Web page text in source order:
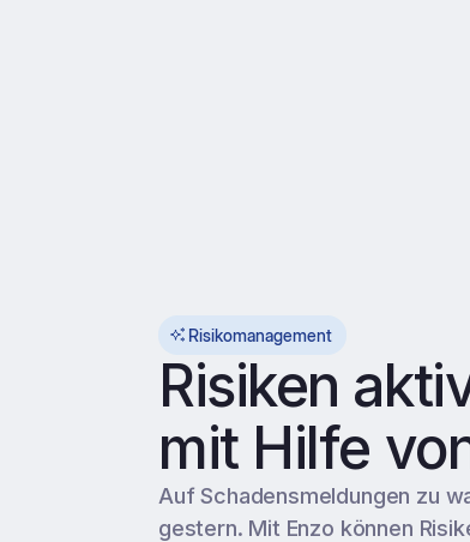
Risikomanagement
Risiken
mit Hilfe
Auf Schadensmeldungen zu
gestern. Mit Enzo können